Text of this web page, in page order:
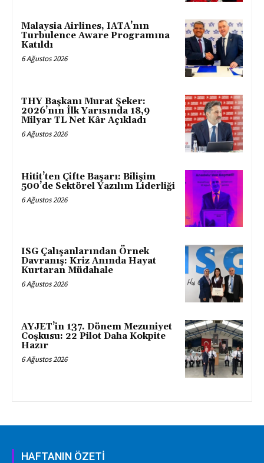
Malaysia Airlines, IATA’nın
Turbulence Aware Programına
Katıldı
6 Ağustos 2026
THY Başkanı Murat Şeker:
2026’nın İlk Yarısında 18,9
Milyar TL Net Kâr Açıkladı
6 Ağustos 2026
Hitit’ten Çifte Başarı: Bilişim
500’de Sektörel Yazılım Liderliği
6 Ağustos 2026
ISG Çalışanlarından Örnek
Davranış: Kriz Anında Hayat
Kurtaran Müdahale
6 Ağustos 2026
AYJET’in 137. Dönem Mezuniyet
Coşkusu: 22 Pilot Daha Kokpite
Hazır
6 Ağustos 2026
HAFTANIN ÖZETİ